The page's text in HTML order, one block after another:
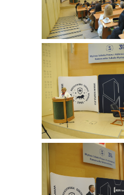
Używamy plików cookies,
naszego serwisu. Jeżeli nie
zgadzasz się na ich użycie
urządzenia. Możesz
cookies, zmieniając
Więcej informacji
prywatności
.
Parlament Europejski
Rozporządzenie 2016/679 w
osobowych, zwane RODO ... -